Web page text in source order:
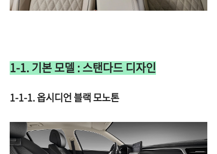
1-1. 기본 모델 : 스탠다드 디자인
1-1-1. 옵시디언 블랙 모노톤